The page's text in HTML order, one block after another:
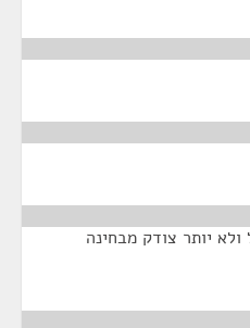
יותר צודק מבחינה